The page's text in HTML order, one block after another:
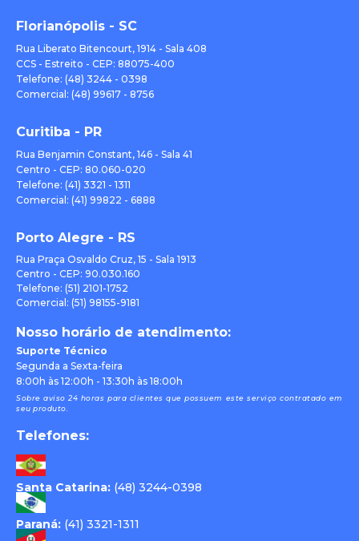
Florianópolis - SC
Rua Liberato Bitencourt, 1914 - Sala 408
CCS - Estreito - CEP: 88075-400
Telefone: (48) 3244 - 0398
Comercial: (48) 99617 - 8756
Curitiba - PR
Rua Benjamin Constant, 146 - Sala 41
Centro - CEP: 80.060-020
Telefone: (41) 3321 - 1311
Comercial: (41) 99822 - 6888
Porto Alegre - RS
Rua Praça Osvaldo Cruz, 15 - Sala 1913
Centro - CEP: 90.030.160
Telefone: (51) 2101-1752
Comercial: (51) 98155-9181
Nosso horário de atendimento:
Suporte Técnico
Segunda a Sexta-feira
8:00h às 12:00h - 13:30h às 18:00h
Sobre aviso 24 horas para clientes que possuem este serviço contratado em
seu produto.
Telefones:
Santa Catarina: (48) 3244-0398
Paraná: (41) 3321-1311